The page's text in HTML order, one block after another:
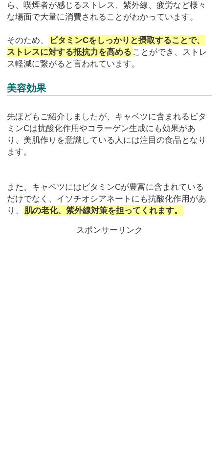
ら、喫煙者が感じるストレス、紫外線、疲労など様々
な場面で大量に消費されることがわかっています。
そのため、
ビタミンCをしっかりと摂取することで、
ストレスに対する抵抗力を高める ことができ、ストレ
ス軽減に繋がると言われています。
美容効果
先ほどもご紹介しましたが、キャベツに含まれるビタ
ミンCは抗酸化作用やコラーゲン生成にも効果があ
り、美肌作りを意識している人には注目の食品となり
ます。
また、キャベツにはビタミンCが豊富に含まれている
だけでなく、イソチオシアネートにも抗酸化作用があ
り、
肌の老化、紫外線対策を担ってくれます。
スポンサーリンク